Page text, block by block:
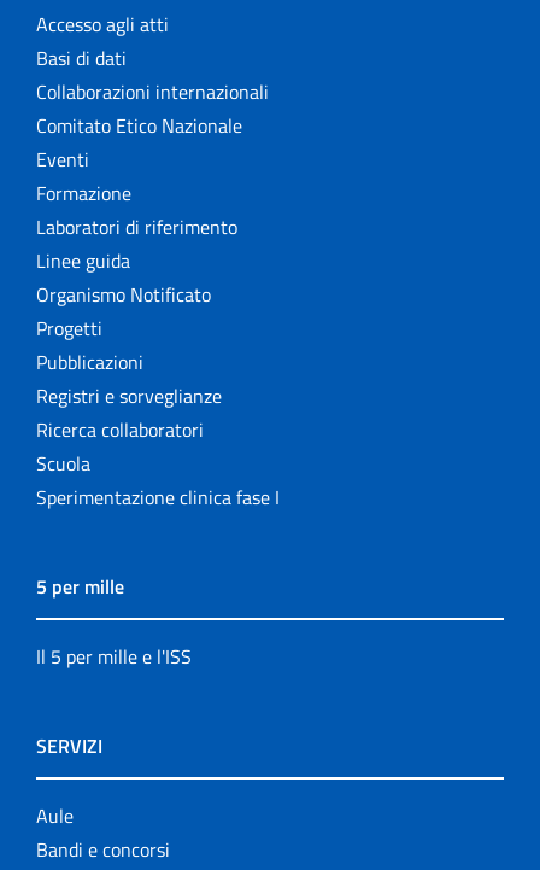
Accesso agli atti
Basi di dati
Collaborazioni internazionali
Comitato Etico Nazionale
Eventi
Formazione
Laboratori di riferimento
Linee guida
Organismo Notificato
Progetti
Pubblicazioni
Registri e sorveglianze
Ricerca collaboratori
Scuola
Sperimentazione clinica fase I
5 per mille
Il 5 per mille e l'ISS
SERVIZI
Aule
Bandi e concorsi